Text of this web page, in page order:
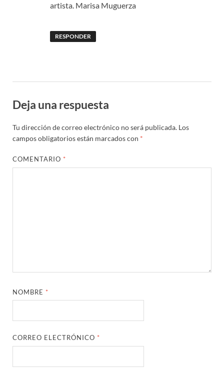
artista. Marisa Muguerza
RESPONDER
Deja una respuesta
Tu dirección de correo electrónico no será publicada. Los
campos obligatorios están marcados con *
COMENTARIO *
NOMBRE *
CORREO ELECTRÓNICO *